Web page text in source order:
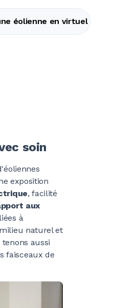
éolienne en virtuel
soin
exposition
, facilité
aux
à
naturel et
aussi
faisceaux de